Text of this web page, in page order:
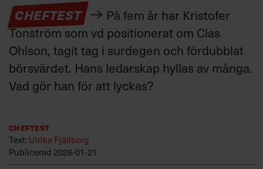
Annonsera
Om oss
Kontakta oss
Kundservice
Sök
efter:
CHEFTEST
På fem år har Kristofer
Tonström som vd positionerat om Clas
Ohlson, tagit tag i surdegen och fördubblat
börsvärdet. Hans ledarskap hyllas av många.
Vad gör han för att lyckas?
Cheftest
Text:Ulrika Fjällborg
Publicerad 2026-01-21